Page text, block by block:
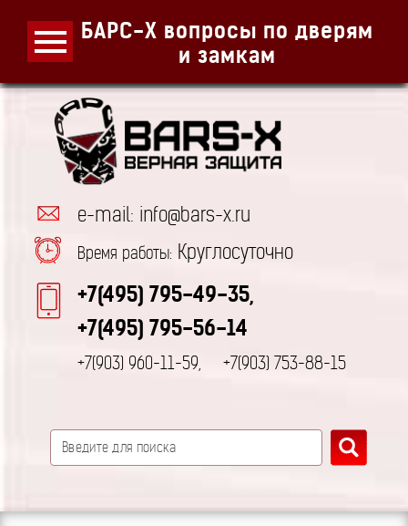
БАРС-Х вопросы по дверям
и замкам
e-mail: info@bars-x.ru
Время работы: Круглосуточно
+7(495) 795-49-35,
+7(495) 795-56-14
+7(903) 960-11-59, +7(903) 753-88-15